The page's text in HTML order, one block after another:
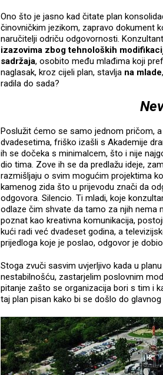
Ono što je jasno kad čitate plan
činovničkim jezikom, zapravo dokument
naručitelji odriču odgovornosti.
izazovima zbog tehnoloških
sadržaja, osobito među mlađima koji
naglasak, kroz cijeli plan, stavlja na mlade
radila do sada?
Poslužit ćemo se samo jednom pričom, a
dvadesetima, friško izašli s Akademije
ih se dočeka s minimalcem, što i nije
dio tima. Zove ih se da predlažu ideje,
razmišljaju o svim mogućim projektima
kamenog zida što u prijevodu znači da
odgovora. Silencio. Ti mladi, koje
odlaze čim shvate da tamo za njih nema
poznat kao kreativna komunikacija,
kući radi već dvadeset godina, a
prijedloga koje je poslao, odgovor je
Stoga zvuči sasvim uvjerljivo kada u
nestabilnošću, zastarjelim poslovnim
pitanje zašto se organizacija bori s tim i
taj plan pisan kako bi se došlo do